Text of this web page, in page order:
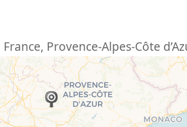
France, Provence-Alpes-Côte